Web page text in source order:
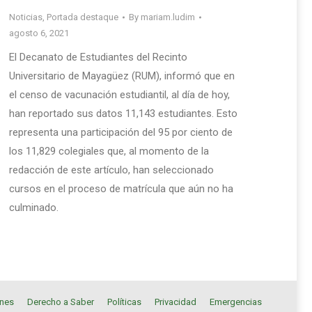
Noticias, Portada destaque By mariam.ludim
agosto 6, 2021
El Decanato de Estudiantes del Recinto
Universitario de Mayagüez (RUM), informó que en
el censo de vacunación estudiantil, al día de hoy,
han reportado sus datos 11,143 estudiantes. Esto
representa una participación del 95 por ciento de
los 11,829 colegiales que, al momento de la
redacción de este artículo, han seleccionado
cursos en el proceso de matrícula que aún no ha
culminado.
Derecho a Saber Políticas Privacidad Emergencias